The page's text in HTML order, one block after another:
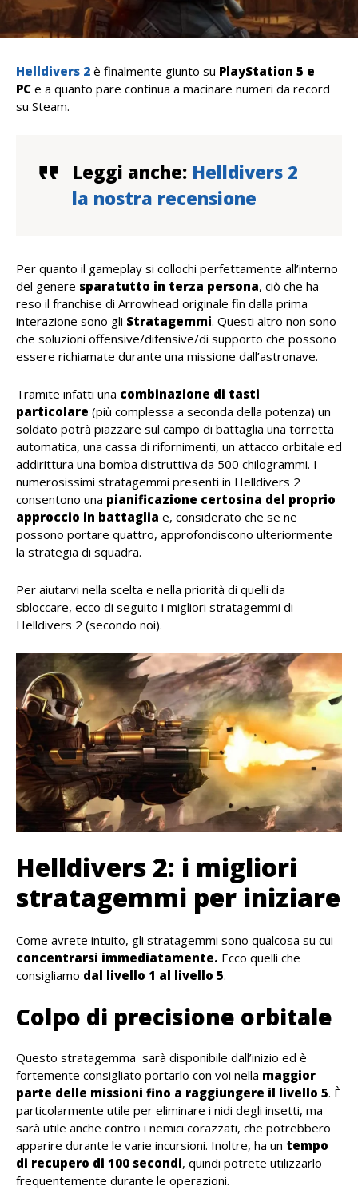
Helldivers 2 è finalmente giunto su PlayStation 5 e
PC e a quanto pare continua a macinare numeri da record
su Steam.
Leggi anche: Helldivers 2
la nostra recensione
Per quanto il gameplay si collochi perfettamente all’interno
del genere sparatutto in terza persona, ciò che ha
reso il franchise di Arrowhead originale fin dalla prima
interazione sono gli Stratagemmi. Questi altro non sono
che soluzioni offensive/difensive/di supporto che possono
essere richiamate durante una missione dall’astronave.
Tramite infatti una combinazione di tasti
particolare (più complessa a seconda della potenza) un
soldato potrà piazzare sul campo di battaglia una torretta
automatica, una cassa di rifornimenti, un attacco orbitale ed
addirittura una bomba distruttiva da 500 chilogrammi. I
numerosissimi stratagemmi presenti in Helldivers 2
consentono una pianificazione certosina del proprio
approccio in battaglia e, considerato che se ne
possono portare quattro, approfondiscono ulteriormente
la strategia di squadra.
Per aiutarvi nella scelta e nella priorità di quelli da
sbloccare, ecco di seguito i migliori stratagemmi di
Helldivers 2 (secondo noi).
Helldivers 2: i migliori
stratagemmi per iniziare
Come avrete intuito, gli stratagemmi sono qualcosa su cui
concentrarsi immediatamente. Ecco quelli che
consigliamo dal livello 1 al livello 5.
Colpo di precisione orbitale
Questo stratagemma sarà disponibile dall’inizio ed è
fortemente consigliato portarlo con voi nella maggior
parte delle missioni fino a raggiungere il livello 5. È
particolarmente utile per eliminare i nidi degli insetti, ma
sarà utile anche contro i nemici corazzati, che potrebbero
apparire durante le varie incursioni. Inoltre, ha un tempo
di recupero di 100 secondi, quindi potrete utilizzarlo
frequentemente durante le operazioni.